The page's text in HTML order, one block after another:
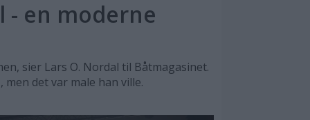
- en moderne
sier Lars O. Nordal til Båtmagasinet.
det var male han ville.